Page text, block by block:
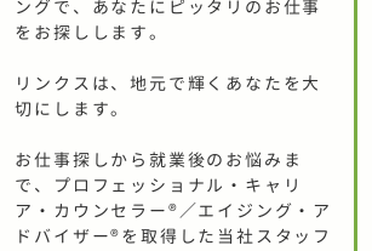
ングで、あなたにピッタリのお仕事
をお探しします。
リンクスは、地元で輝くあなたを大
切にします。
お仕事探しから就業後のお悩みま
で、プロフェッショナル・キャリ
ア・カウンセラー®／エイジング・ア
ドバイザー®を取得した当社スタッフ